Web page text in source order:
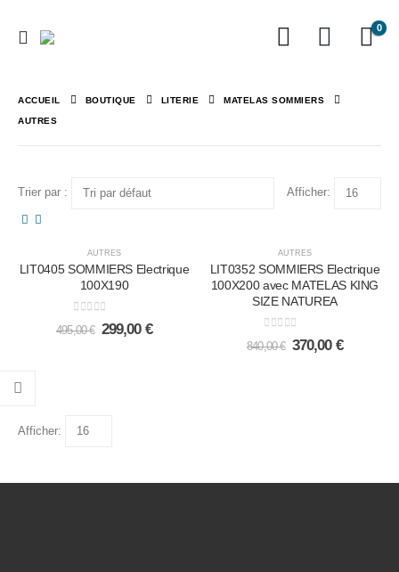
0
ACCUEIL BOUTIQUE LITERIE MATELAS SOMMIERS
AUTRES
Trier par : Afficher:
AUTRES
LIT0405 SOMMIERS Electrique
100X190
0out of 5
495,00€ 299,00 €
AUTRES
LIT0352 SOMMIERS Electrique
100X200 avec MATELAS KING
SIZE NATUREA
0out of 5
840,00€ 370,00 €
Afficher: